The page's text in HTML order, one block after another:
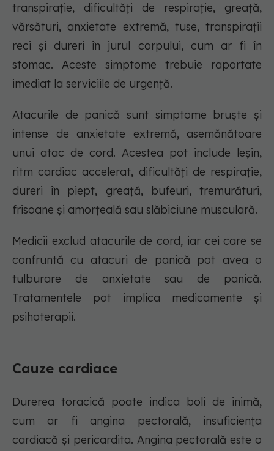
transpirație, dificultăți de respirație, greață,
vărsături, anxietate extremă, tuse, transpirații
reci și dureri în jurul corpului, cum ar fi în
stomac. Aceste simptome trebuie raportate
imediat la serviciile de urgență.
Atacurile de panică sunt simptome bruște și
intense de anxietate extremă, asemănătoare
unui atac de cord. Acestea pot include leșin,
ritm cardiac accelerat, dificultăți de respirație,
dureri în piept, greață, bufeuri, tremurături,
frisoane și amorțeală sau slăbiciune musculară.
Medicii exclud atacurile de cord, iar cei care se
confruntă cu atacuri de panică pot avea o
tulburare de anxietate sau de panică.
Tratamentele pot implica medicamente și
psihoterapii.
Cauze cardiace
Durerea toracică poate indica boli de inimă,
cum ar fi angina pectorală, insuficiența
cardiacă și pericardita. Angina pectorală este o